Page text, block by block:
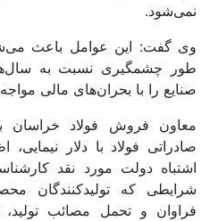
نمی‌شود.
وی گفت: این عوامل باعث
طور چشمگیری نسبت به
صنایع را با بحران‌های مالی
معاون فروش فولاد خراسان
صادراتی فولاد با دلار
اشتباه دولت مورد نقد
شرایطی که تولیدکنندگان
فراوان و تحمل مصائب